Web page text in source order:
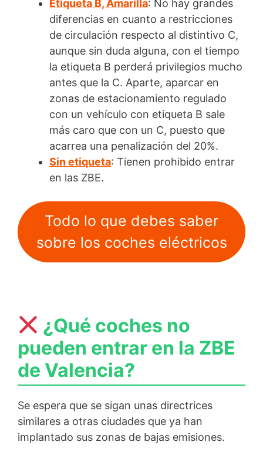
Etiqueta B, Amarilla: No hay grandes
diferencias en cuanto a restricciones
de circulación respecto al distintivo C,
aunque sin duda alguna, con el tiempo
la etiqueta B perderá privilegios mucho
antes que la C. Aparte, aparcar en
zonas de estacionamiento regulado
con un vehículo con etiqueta B sale
más caro que con un C, puesto que
acarrea una penalización del 20%.
Sin etiqueta: Tienen prohibido entrar
en las ZBE.
Todo lo que debes saber
sobre los coches eléctricos
¿Qué coches no
pueden entrar en la ZBE
de Valencia?
Se espera que se sigan unas directrices
similares a otras ciudades que ya han
implantado sus zonas de bajas emisiones.